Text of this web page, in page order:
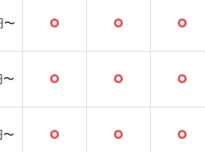
〜 ○ ○ ○
〜 ○ ○ ○
〜 ○ ○ ○